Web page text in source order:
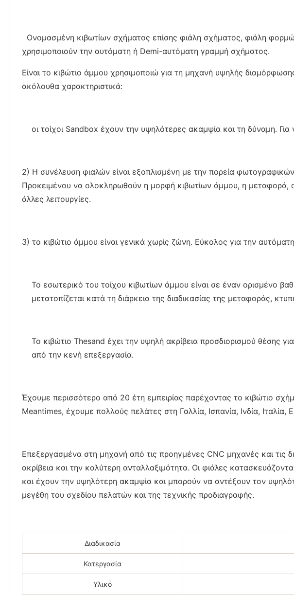
Ονομασμένη κιβωτίων σχήματος επίσης φιάλη σχήματος, φιάλη
χρησιμοποιούν την αυτόματη ή Demi-αυτόματη γραμμή σχήματος.
Είναι το κιβώτιο άμμου χρησιμοποιώ για τη μηχανή υψηλής
ακόλουθα χαρακτηριστικά:
οι τοίχοι Sandbox έχουν την υψηλότερες ακαμψία και τη δύναμη.
2) Η συνέλευση φιαλών είναι εξοπλισμένη με την πορεία
Προκειμένου να ολοκληρωθούν η μορφή κιβωτίων άμμου, η μεταφορά,
άλλες λειτουργίες.
3) το κιβώτιο άμμου είναι γενικά χωρίς ζώνη. Εύκολος για την
Το εσωτερικό του τοίχου κιβωτίων άμμου είναι σε έναν ορισμένο
μετατοπίζεται κατά τη διάρκεια της διαδικασίας της μεταφοράς,
Το κιβώτιο Thesand έχει την υψηλή ακρίβεια προσδιορισμού θέσης
από την κενή επεξεργασία.
Έχουμε περισσότερο από 20 έτη εμπειρίας παρέχοντας το κιβώτιο
Meantimes, έχουμε πολλούς πελάτες στη Γαλλία, Ισπανία, Ινδία,
Επεξεργασμένα στη μηχανή από τις προηγμένες CNC μηχανές και τις
ακρίβεια και την καλύτερη ανταλλαξιμότητα. Οι φιάλες
και έχουν την υψηλότερη ακαμψία και μπορούν να αντέξουν τον
μεγέθη του σχεδίου πελατών και της τεχνικής προδιαγραφής.
Διαδικασία
Κατεργασία
Υλικό